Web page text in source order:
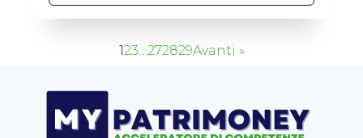
123…272829Avanti »